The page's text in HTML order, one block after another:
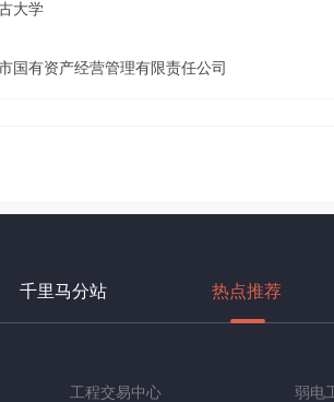
大学
国有资产经营管理有限责任公司
千里马分站 热点推荐
工程交易中心 弱电